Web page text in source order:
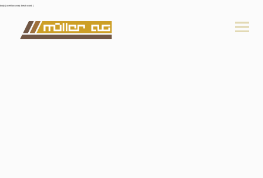
body { overflow-wrap: break-word; }